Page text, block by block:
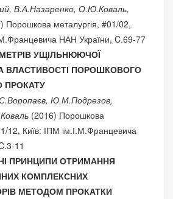
В.А.Назаренко, О.Ю.Коваль,
Порошкова металургія, #01/02,
НАН України, C.69-77
УЩІЛЬНЮЮЧОЇ
ВЛАСТИВОСТІ ПОРОШКОВОГО
ПРОКАТУ
Ю.М.Подрезов,
(2016) Порошкова
12, Київ: ІПМ ім.І.М.Францевича
11
ПРИНЦИПИ ОТРИМАННЯ
КОМПЛЕКСНИХ
МЕТОДОМ ПРОКАТКИ